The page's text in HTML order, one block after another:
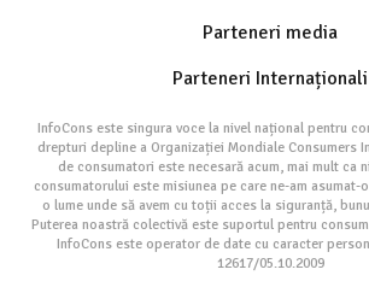
Parteneri media
Parteneri Internaționali
InfoCons este singura voce la nivel național pentru
drepturi depline a Organizației Mondiale Consumers
de consumatori este necesară acum, mai mult ca
consumatorului este misiunea pe care ne-am asumat-
o lume unde să avem cu toții acces la siguranță,
Puterea noastră colectivă este suportul pentru
InfoCons este operator de date cu caracter
12617/05.10.2009